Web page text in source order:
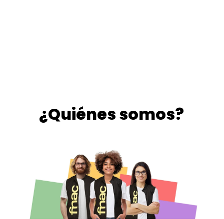
¿Quiénes somos?